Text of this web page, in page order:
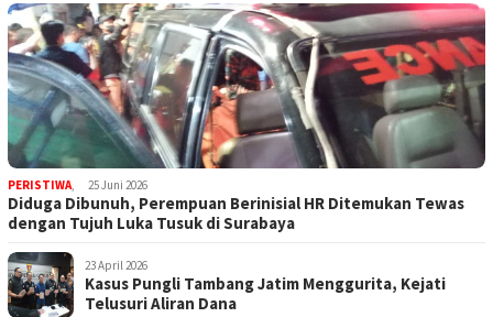
PERISTIWA, 25 Juni 2026
Diduga Dibunuh, Perempuan Berinisial HR Ditemukan Tewas
dengan Tujuh Luka Tusuk di Surabaya
23 April 2026
Kasus Pungli Tambang Jatim Menggurita, Kejati
Telusuri Aliran Dana